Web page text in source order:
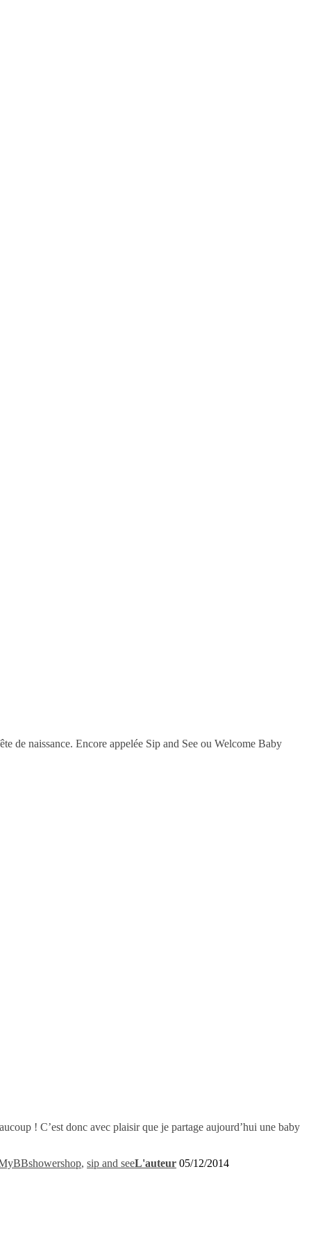
de naissance. Encore appelée Sip and See ou Welcome Baby
! C’est donc avec plaisir que je partage aujourd’hui une baby
, sip and seeL'auteur 05/12/2014